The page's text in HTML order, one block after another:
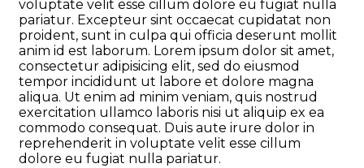
voluptate velit esse cillum dolore eu fugiat nulla
pariatur. Excepteur sint occaecat cupidatat non
proident, sunt in culpa qui officia deserunt mollit
anim id est laborum. Lorem ipsum dolor sit amet,
consectetur adipisicing elit, sed do eiusmod
tempor incididunt ut labore et dolore magna
aliqua. Ut enim ad minim veniam, quis nostrud
exercitation ullamco laboris nisi ut aliquip ex ea
commodo consequat. Duis aute irure dolor in
reprehenderit in voluptate velit esse cillum
dolore eu fugiat nulla pariatur.